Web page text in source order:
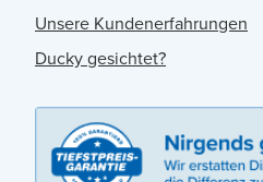
Unsere Kundenerfahrungen
Ducky gesichtet?